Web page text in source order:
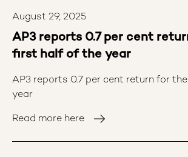
positiv utveckling inom hållbarhet
August 29, 2025
AP3 reports 0.7 per cent
first half of the year
AP3 reports 0.7 per cent return for
year
Read more here